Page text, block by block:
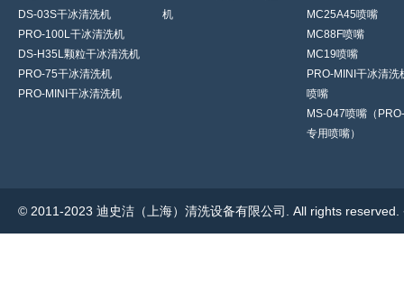
DS-03S干冰清洗机
PRO-100L干冰清洗机
DS-H35L颗粒干冰清洗机
PRO-75干冰清洗机
PRO-MINI干冰清洗机
机
MC25A45喷嘴
MC88F喷嘴
MC19喷嘴
PRO-MINI干冰清洗
喷嘴
MS-047喷嘴（
专用喷嘴）
© 2011-2023 迪史洁（上海）清洗设备有限公司. All rights